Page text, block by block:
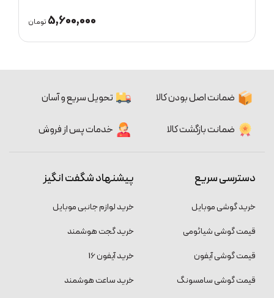
5,600,000 تومان
ضمانت اصل بودن کالا تحویل سریع و آسان
ضمانت بازگشت کالا خدمات پس از فروش
دسترسی سریع
خرید گوشی موبایل
قیمت گوشی شیائومی
قیمت گوشی آیفون
قیمت گوشی سامسونگ
پیشنهاد شگفت انگیز
خرید لوازم جانبی موبایل
خرید گجت هوشمند
خرید آیفون 16
خرید ساعت هوشمند